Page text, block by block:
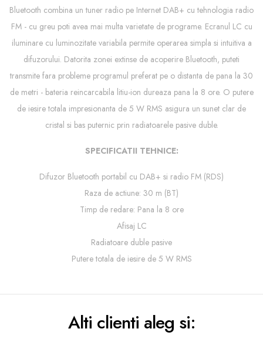
Bluetooth combina un tuner radio pe Internet DAB+ cu tehnologia radio
FM - cu greu poti avea mai multa varietate de programe. Ecranul LC cu
iluminare cu luminozitate variabila permite operarea simpla si intuitiva a
difuzorului. Datorita zonei extinse de acoperire Bluetooth, puteti
transmite fara probleme programul preferat pe o distanta de pana la 30
de metri - bateria reincarcabila litiu-ion dureaza pana la 8 ore. O putere
de iesire totala impresionanta de 5 W RMS asigura un sunet clar de
cristal si bas puternic prin radiatoarele pasive duble.
SPECIFICATII TEHNICE:
Difuzor Bluetooth portabil cu DAB+ si radio FM (RDS)
Raza de actiune: 30 m (BT)
Timp de redare: Pana la 8 ore
Afisaj LC
Radiatoare duble pasive
Putere totala de iesire de 5 W RMS
Alti clienti aleg si: